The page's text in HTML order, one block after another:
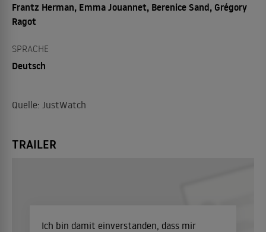
Frantz Herman, Emma Jouannet, Berenice Sand, Grégory
Ragot
SPRACHE
Deutsch
Quelle: JustWatch
TRAILER
Ich bin damit einverstanden, dass mir